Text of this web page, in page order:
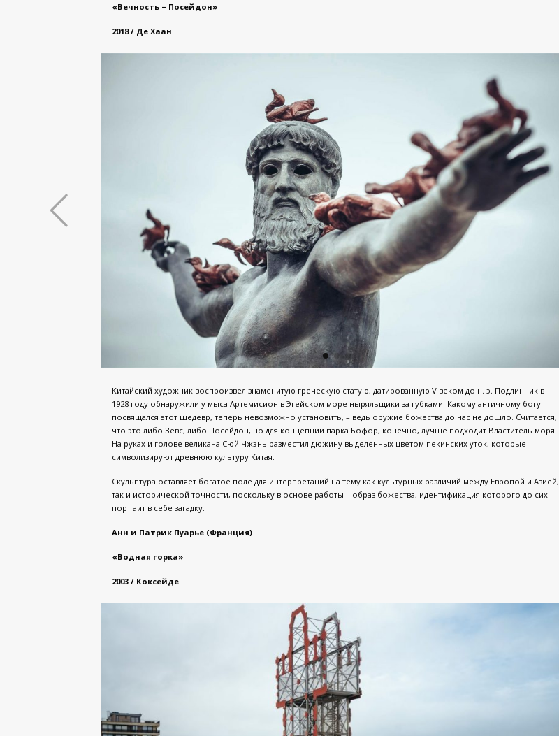
«Вечность – Посейдон»
2018 / Де Хаан
Китайский художник воспроизвел знаменитую греческую статую, датированную V веком до н. э. Подлинник в
1928 году обнаружили у мыса Артемисион в Эгейском море ныряльщики за губками. Какому античному богу
посвящался этот шедевр, теперь невозможно установить, – ведь оружие божества до нас не дошло. Считается,
что это либо Зевс, либо Посейдон, но для концепции парка Бофор, конечно, лучше подходит Властитель моря.
На руках и голове великана Сюй Чжэнь разместил дюжину выделенных цветом пекинских уток, которые
символизируют древнюю культуру Китая.
Скульптура оставляет богатое поле для интерпретаций на тему как культурных различий между Европой и Азией,
так и исторической точности, поскольку в основе работы – образ божества, идентификация которого до сих
пор таит в себе загадку.
Анн и Патрик Пуарье (Франция)
«Водная горка»
2003 / Коксейде